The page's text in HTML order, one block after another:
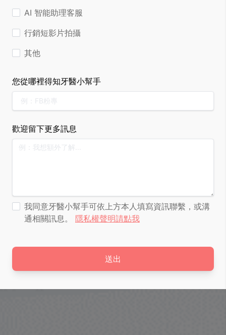
AI 智能助理客服
行銷短影片拍攝
其他
您從哪裡得知牙醫小幫手
歡迎留下更多訊息
我同意牙醫小幫手可依上方本人填寫資訊聯繫，或溝
通相關訊息。 隱私權聲明請點我
送出